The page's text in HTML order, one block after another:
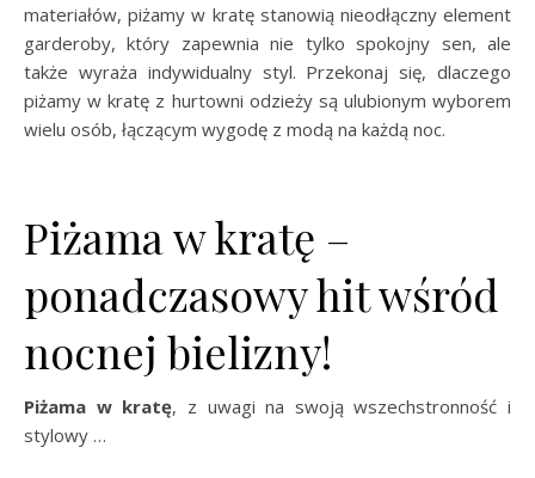
materiałów, piżamy w kratę stanowią nieodłączny element
garderoby, który zapewnia nie tylko spokojny sen, ale
także wyraża indywidualny styl. Przekonaj się, dlaczego
piżamy w kratę z hurtowni odzieży są ulubionym wyborem
wielu osób, łączącym wygodę z modą na każdą noc.
Piżama w kratę –
ponadczasowy hit wśród
nocnej bielizny!
Piżama w kratę, z uwagi na swoją wszechstronność i
stylowy …